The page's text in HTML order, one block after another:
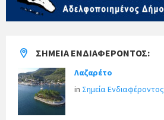
ΣΗΜΕΊΑ ΕΝΔΙΑΦΈΡΟΝΤΟΣ:
Λαζαρέτο
in Σημεία Ενδιαφέροντος